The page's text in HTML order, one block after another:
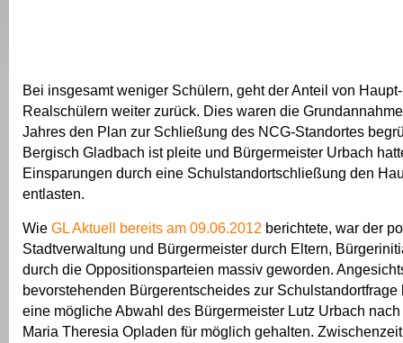
Bei insgesamt weniger Schülern, geht der Anteil von
Realschülern weiter zurück. Dies waren die
Jahres den Plan zur Schließung des NCG-Standortes
Bergisch Gladbach ist pleite und Bürgermeister Urbach
Einsparungen durch eine Schulstandortschließung den
entlasten.
Wie GL Aktuell bereits am 09.06.2012 berichtete, war der
Stadtverwaltung und Bürgermeister durch Eltern,
durch die Oppositionsparteien massiv geworden.
bevorstehenden Bürgerentscheides zur Schulstandortfrage
eine mögliche Abwahl des Bürgermeister Lutz Urbach
Maria Theresia Opladen für möglich gehalten.